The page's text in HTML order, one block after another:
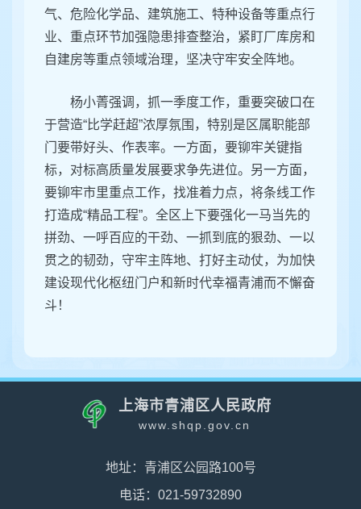
气、危险化学品、建筑施工、特种设备等重点行
业、重点环节加强隐患排查整治，紧盯厂库房和
自建房等重点领域治理，坚决守牢安全阵地。
杨小菁强调，抓一季度工作，重要突破口在
于营造“比学赶超”浓厚氛围，特别是区属职能部
门要带好头、作表率。一方面，要铆牢关键指
标，对标高质量发展要求争先进位。另一方面，
要铆牢市里重点工作，找准着力点，将条线工作
打造成“精品工程”。全区上下要强化一马当先的
拼劲、一呼百应的干劲、一抓到底的狠劲、一以
贯之的韧劲，守牢主阵地、打好主动仗，为加快
建设现代化枢纽门户和新时代幸福青浦而不懈奋
斗！
上海市青浦区人民政府
www.shqp.gov.cn
地址：青浦区公园路100号
电话：021-59732890